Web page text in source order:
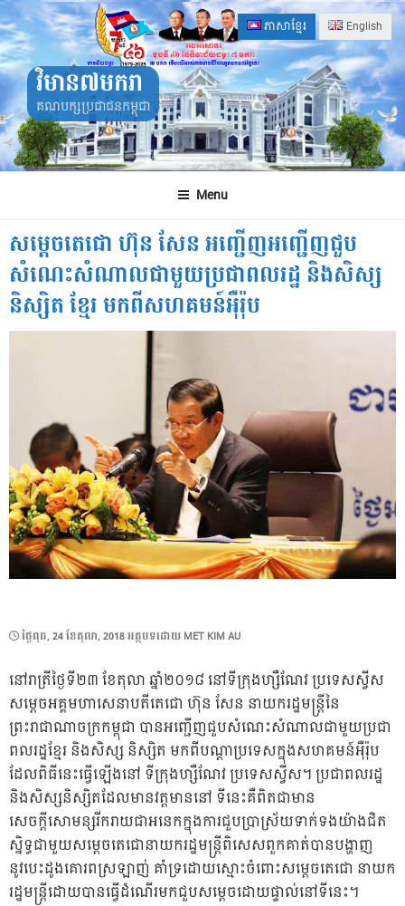
Skip
to
content
ភាសាខ្មែរ English
វិមាន៧មករា
គណបក្សប្រជាជនកម្ពុជា
Menu
សម្តេចតេជោ ហ៊ុន សែន អញ្ជើញអញ្ជើញជួប
សំណេះសំណាលជាមួយប្រជាពលរដ្ឋ និងសិស្ស
និស្សិត ខ្មែរ មកពីសហគមន៍អ៉ឺរ៉ុប
POSTED
ថ្ងៃ​ពុធ, 24 ខែ​តុលា, 2018អត្ថបទដោយ MET KIM AU
នៅរាត្រីថ្ងៃទី២៣ ខែតុលា ឆ្នាំ២០១៨ នៅទីក្រុងហ្សឺណែវ ប្រទេសស្វីស
សម្តេចអគ្គមហាសេនាបតីតេជោ ហ៊ុន សែន នាយករដ្ឋមន្រ្តីនៃ
ព្រះរាជាណាចក្រកម្ពុជា បានអញ្ជើញជួបសំណេះសំណាលជាមួយប្រជា
ពលរដ្ឋខ្មែរ និងសិស្ស និស្សិត មកពីបណ្ដាប្រទេសក្នុងសហគមន៍អ៉ឺរ៉ុប​
ដែលពិធីនេះធ្វើឡើងនៅ​ ទីក្រុងហ្សឺណែវ​ ប្រទេសស្វីស។ ប្រជាពលរដ្ឋ
និងសិស្សនិស្សិតដែលមានវត្តមាននៅ ទីនេះគឺពិតជាមាន
សេចក្តីសោមន្សរីករាយជាអនេកក្នុងការជួបប្រាស្រ័យទាក់ទងយ៉ាងជិត
ស្និទ្ធជាមួយសម្តេចតេជោនាយករដ្ឋមន្រ្តីពិសេសពួកគាត់បានបង្ហាញ
នូវបេះដូងគោរពស្រឡាញ់​ គាំទ្រ​ដោយស្មោះចំពោះសម្តេចតេជោ​ នាយក
រដ្ឋមន្ត្រីដោយបានធ្វើដំណើរមកជួបសម្តេចដោយផ្ទាល់នៅទីនេះ។